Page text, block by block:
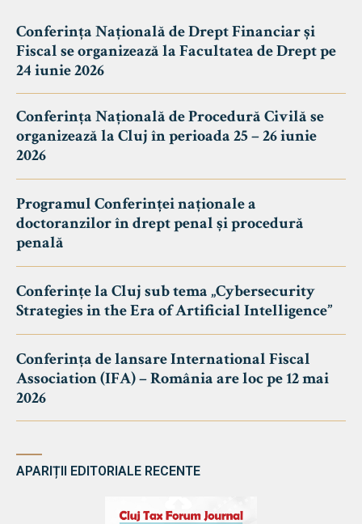
Conferința Națională de Drept Financiar și
Fiscal se organizează la Facultatea de Drept pe
24 iunie 2026
Conferința Națională de Procedură Civilă se
organizează la Cluj în perioada 25 – 26 iunie
2026
Programul Conferinței naționale a
doctoranzilor în drept penal și procedură
penală
Conferințe la Cluj sub tema „Cybersecurity
Strategies in the Era of Artificial Intelligence”
Conferința de lansare International Fiscal
Association (IFA) – România are loc pe 12 mai
2026
APARIȚII EDITORIALE RECENTE